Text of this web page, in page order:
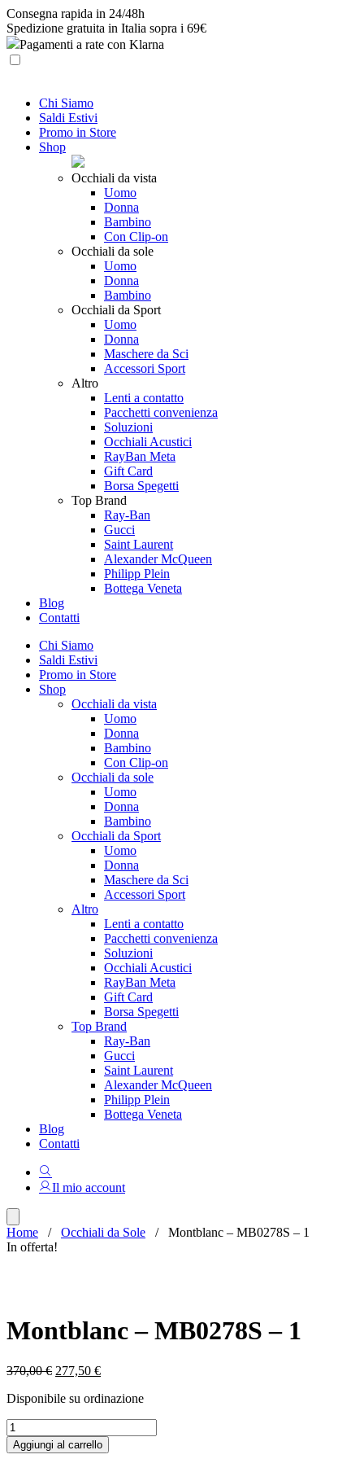
Skip
to
content
Consegna rapida in 24/48h
Spedizione gratuita in Italia sopra i 69€
Pagamenti a rate con Klarna
Chi Siamo
Saldi Estivi
Promo in Store
Shop
Occhiali da vista
Uomo
Donna
Bambino
Con Clip-on
Occhiali da sole
Uomo
Donna
Bambino
Occhiali da Sport
Uomo
Donna
Maschere da Sci
Accessori Sport
Altro
Lenti a contatto
Pacchetti convenienza
Soluzioni
Occhiali Acustici
RayBan Meta
Gift Card
Borsa Spegetti
Top Brand
Ray-Ban
Gucci
Saint Laurent
Alexander McQueen
Philipp Plein
Bottega Veneta
Blog
Contatti
Chi Siamo
Saldi Estivi
Promo in Store
Shop
Occhiali da vista
Uomo
Donna
Bambino
Con Clip-on
Occhiali da sole
Uomo
Donna
Bambino
Occhiali da Sport
Uomo
Donna
Maschere da Sci
Accessori Sport
Altro
Lenti a contatto
Pacchetti convenienza
Soluzioni
Occhiali Acustici
RayBan Meta
Gift Card
Borsa Spegetti
Top Brand
Ray-Ban
Gucci
Saint Laurent
Alexander McQueen
Philipp Plein
Bottega Veneta
Blog
Contatti
Il mio account
Home / Occhiali da Sole / Montblanc – MB0278S – 1
In offerta!
Montblanc – MB0278S – 1
370,00€ Il
originale
277,50 €Il
attuale
Disponibile su ordinazione
Montblanc
-
MB0278S
Aggiungi al carrello